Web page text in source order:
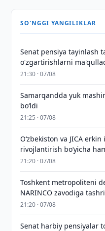
SO'NGGI YANGILIKLAR
Senat pensiya tayinlash
o'zgartirishlarni
21:30 · 07/08
Samarqandda yuk
bo‘ldi
21:25 · 07/08
Oʻzbekiston va JICA
rivojlantirish boʻyicha
21:20 · 07/08
Toshkent metropoliteni
NARINCO zavodiga
21:20 · 07/08
Senat harbiy pensiyalar